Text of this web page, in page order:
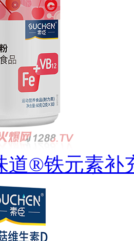
道®铁元素补